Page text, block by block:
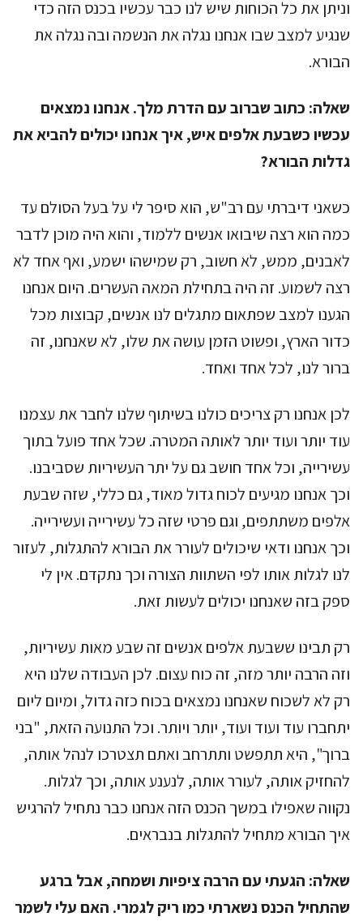
וניתן את כל הכוחות שיש לנו כבר עכשיו בכנס הזה כדי
שנגיע למצב שבו אנחנו נגלה את הנשמה ובה נגלה את
הבורא.
שאלה: כתוב שברוב עם הדרת מלך. אנחנו נמצאים
עכשיו כשבעת אלפים איש, איך אנחנו יכולים להביא את
גדלות הבורא?
כשאני דיברתי עם רב"ש, הוא סיפר לי על בעל הסולם עד
כמה הוא רצה שיבואו אנשים ללמוד, והוא היה מוכן לדבר
לאבנים, ממש, לא חשוב, רק שמישהו ישמע, ואף אחד לא
רצה לשמוע. זה היה בתחילת המאה העשרים. היום אנחנו
הגענו למצב שפתאום מתגלים לנו אנשים, קבוצות מכל
כדור הארץ, ופשוט הזמן עושה את שלו, לא שאנחנו, זה
ברור לנו, לכל אחד ואחד.
לכן אנחנו רק צריכים כולנו בשיתוף שלנו לחבר את עצמנו
עוד יותר ועוד יותר לאותה המטרה. שכל אחד פועל בתוך
עשירייה, וכל אחד חושב גם על יתר העשיריות שסביבנו.
וכך אנחנו מגיעים לכוח גדול מאוד, גם כללי, שזה שבעת
אלפים משתתפים, וגם פרטי שזה כל עשירייה ועשירייה.
וכך אנחנו ודאי שיכולים לעורר את הבורא להתגלות, לעזור
לנו לגלות אותו לפי השתוות הצורה וכך נתקדם. אין לי
ספק בזה שאנחנו יכולים לעשות זאת.
רק תבינו ששבעת אלפים אנשים זה שבע מאות עשיריות,
וזה הרבה יותר מזה, זה כוח עצום. לכן העבודה שלנו היא
רק לא לשכוח שאנחנו נמצאים בכוח כזה גדול, ומיום ליום
יתחברו עוד ועוד ועוד, יותר ויותר. וכל התנועה הזאת, "בני
ברוך", היא תתפשט ותתרחב ואתם תצטרכו לנהל אותה,
להחזיק אותה, לעורר אותה, לנענע אותה, וכך לגלות.
נקווה שאפילו במשך הכנס הזה אנחנו כבר נתחיל להרגיש
איך הבורא מתחיל להתגלות בנבראים.
שאלה: הגעתי עם הרבה ציפיות ושמחה, אבל ברגע
שהתחיל הכנס נשארתי כמו ריק לגמרי. האם עלי לשמר